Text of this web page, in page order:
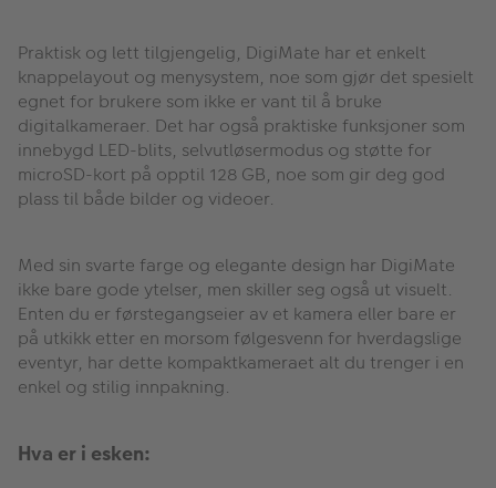
Praktisk og lett tilgjengelig, DigiMate har et enkelt
knappelayout og menysystem, noe som gjør det spesielt
egnet for brukere som ikke er vant til å bruke
digitalkameraer. Det har også praktiske funksjoner som
innebygd LED-blits, selvutløsermodus og støtte for
microSD-kort på opptil 128 GB, noe som gir deg god
plass til både bilder og videoer.
Med sin svarte farge og elegante design har DigiMate
ikke bare gode ytelser, men skiller seg også ut visuelt.
Enten du er førstegangseier av et kamera eller bare er
på utkikk etter en morsom følgesvenn for hverdagslige
eventyr, har dette kompaktkameraet alt du trenger i en
enkel og stilig innpakning.
Hva er i esken: